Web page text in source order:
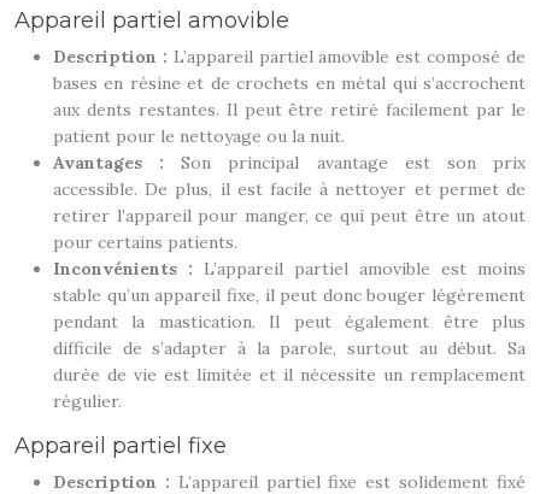
Appareil partiel amovible
Description : L’appareil partiel amovible est composé de
bases en résine et de crochets en métal qui s’accrochent
aux dents restantes. Il peut être retiré facilement par le
patient pour le nettoyage ou la nuit.
Avantages :Son principal avantage est son prix
accessible. De plus, il est facile à nettoyer et permet de
retirer l’appareil pour manger, ce qui peut être un atout
pour certains patients.
Inconvénients : L’appareil partiel amovible est moins
stable qu’un appareil fixe, il peut donc bouger légèrement
pendant la mastication. Il peut également être plus
difficile de s’adapter à la parole, surtout au début. Sa
durée de vie est limitée et il nécessite un remplacement
régulier.
Appareil partiel fixe
Description : L’appareil partiel fixe est solidement fixé